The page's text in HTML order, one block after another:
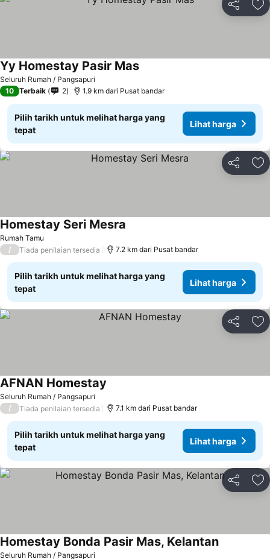
Kongsi
Seluruh Rumah / Pangsapuri
Yy Homestay Pasir Mas
10 Terbaik 2 1.9 km dari Pusat bandar
Pilih tarikh untuk melihat harga yang
tepat
Lihat harga
Kongsi
Rumah Tamu
Homestay Seri Mesra
/ Tiada penilaian tersedia 7.2 km dari Pusat bandar
Pilih tarikh untuk melihat harga yang
tepat
Lihat harga
Kongsi
Seluruh Rumah / Pangsapuri
AFNAN Homestay
/ Tiada penilaian tersedia 7.1 km dari Pusat bandar
Pilih tarikh untuk melihat harga yang
tepat
Lihat harga
Kongsi
Seluruh Rumah / Pangsapuri
Homestay Bonda Pasir Mas, Kelantan